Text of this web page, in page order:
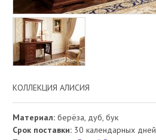
КОЛЛЕКЦИЯ АЛИСИЯ
Материал: берёза, дуб, бук
Срок поставки: 30 календарных дней